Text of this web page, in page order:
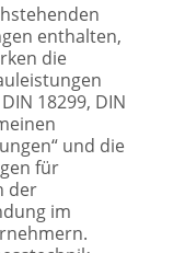
enthalten,
die
18299, DIN
und die
für
der
im